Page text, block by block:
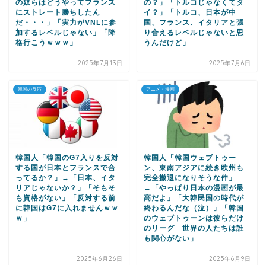
の奴らはどうやってフランス
にストレート勝ちしたん
だ・・・」「実力がVNLに参
加するレベルじゃない」「降
格行こうｗｗｗ」
2025年7月13日
の？」「トルコじゃなくてタ
イ？」「トルコ、日本が中
国、フランス、イタリアと張
り合えるレベルじゃないと思
うんだけど」
2025年7月6日
韓国の反応
韓国人「韓国のG7入りを反対
する国が日本とフランスで合
ってるか？」→「日本、イタ
リアじゃないか？」「そもそ
も資格がない」「反対する前
に韓国はG7に入れませんｗｗ
ｗ」
2025年6月26日
アニメ・漫画
韓国人「韓国ウェブトゥー
ン、東南アジアに続き欧州も
完全撤退になりそうな件」
→「やっぱり日本の漫画が最
高だよ」「大韓民国の時代が
終わるんだな（泣）」「韓国
のウェブトゥーンは彼らだけ
のリーグ 世界の人たちは誰
も関心がない」
2025年6月9日